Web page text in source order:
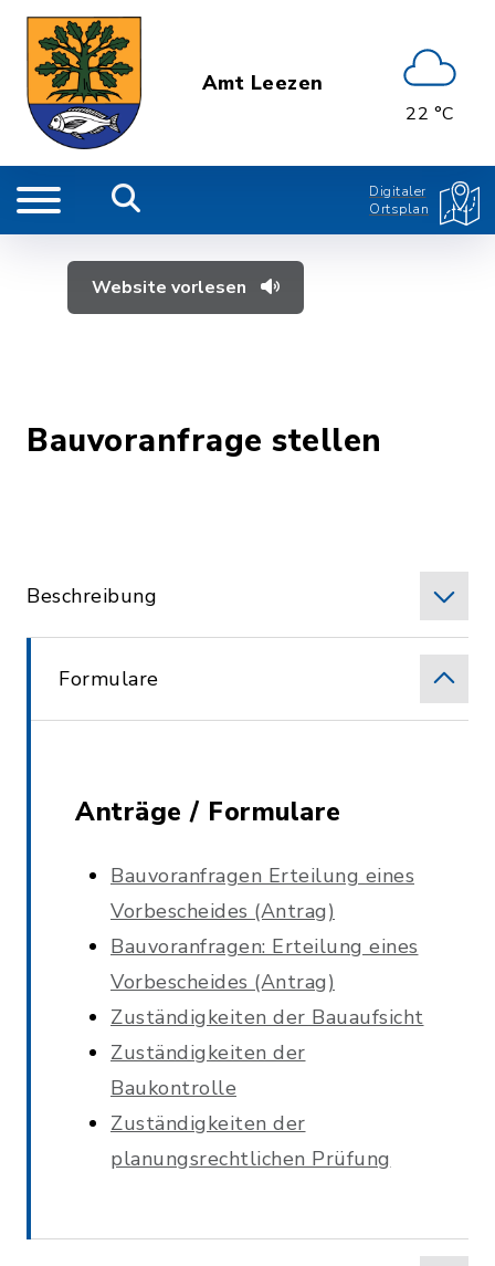
Amt Leezen
22 °C
Digitaler
Ortsplan
Website vorlesen
Bauvoranfrage stellen
Beschreibung
Formulare
Anträge / Formulare
Bauvoranfragen Erteilung eines
Vorbescheides (Antrag)
Bauvoranfragen: Erteilung eines
Vorbescheides (Antrag)
Zuständigkeiten der Bauaufsicht
Zuständigkeiten der
Baukontrolle
Zuständigkeiten der
planungsrechtlichen Prüfung